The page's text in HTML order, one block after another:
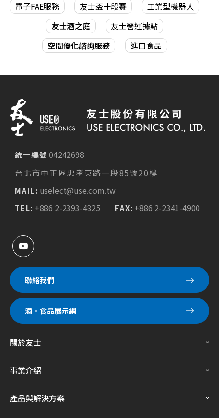
電子FAE服務
友士盃十段賽
工業型機器人
友士酒之庭
友士營運據點
空間優化諮詢服務
進口食品
統一編號 04242698
台北市中正區忠孝東路一段85號20樓
MAIL: uselect@use.com.tw
TEL: +886 2-2393-4825 FAX: +886 2-2341-4900
聯絡我們
酒．食品展示網
關於友士
事業介紹
產品與解決方案